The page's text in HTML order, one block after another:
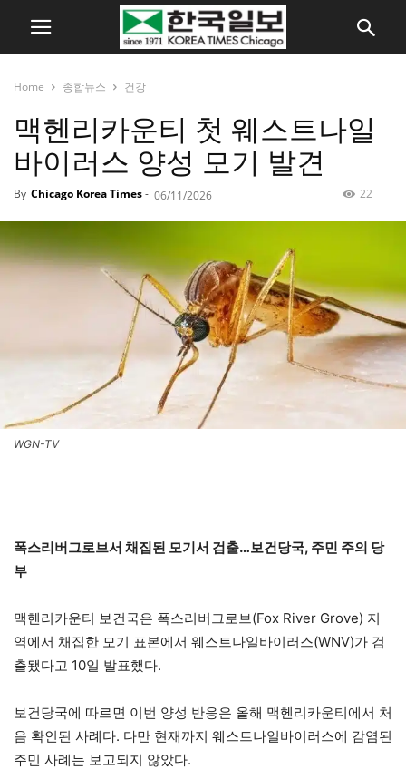
Home 종합뉴스 건강
맥헨리카운티 첫 웨스트나일
바이러스 양성 모기 발견
By Chicago Korea Times- 06/11/2026 22
WGN-TV
폭스리버그로브서 채집된 모기서 검출…보건당국, 주민 주의 당
부
맥헨리카운티 보건국은 폭스리버그로브(Fox River Grove) 지
역에서 채집한 모기 표본에서 웨스트나일바이러스(WNV)가 검
출됐다고 10일 발표했다.
보건당국에 따르면 이번 양성 반응은 올해 맥헨리카운티에서 처
음 확인된 사례다. 다만 현재까지 웨스트나일바이러스에 감염된
주민 사례는 보고되지 않았다.